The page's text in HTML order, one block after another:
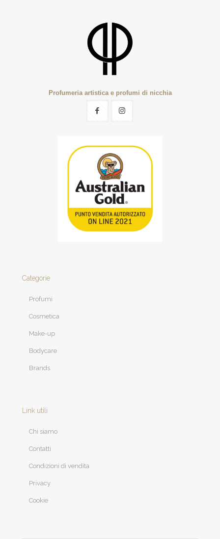
Profumeria artistica e profumi di nicchia
Categorie
Profumi
Cosmetica
Make-up
Bodycare
Brands
Link utili
Chi siamo
Contatti
Condizioni di vendita
Privacy
Cookie